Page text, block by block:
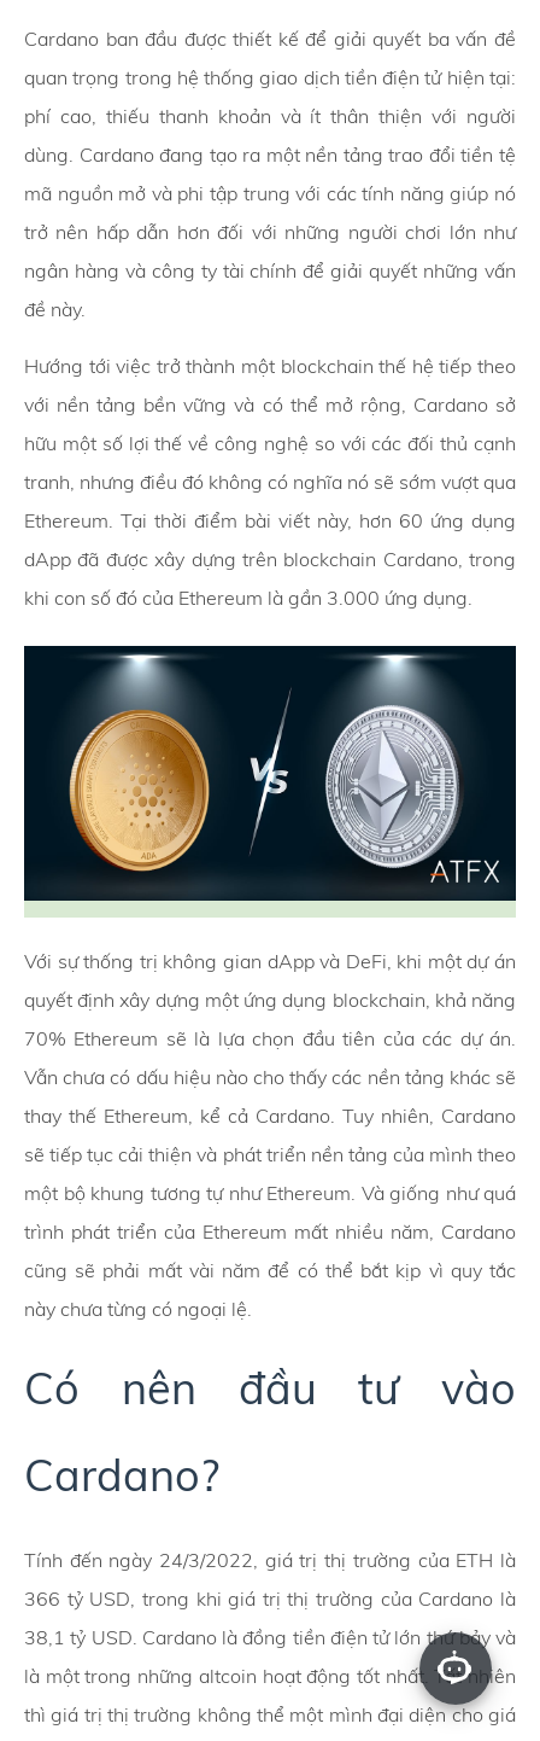
Cardano ban đầu được thiết kế để giải quyết ba vấn đề
quan trọng trong hệ thống giao dịch tiền điện tử hiện tại:
phí cao, thiếu thanh khoản và ít thân thiện với người
dùng. Cardano đang tạo ra một nền tảng trao đổi tiền tệ
mã nguồn mở và phi tập trung với các tính năng giúp nó
trở nên hấp dẫn hơn đối với những người chơi lớn như
ngân hàng và công ty tài chính để giải quyết những vấn
đề này.
Hướng tới việc trở thành một blockchain thế hệ tiếp theo
với nền tảng bền vững và có thể mở rộng, Cardano sở
hữu một số lợi thế về công nghệ so với các đối thủ cạnh
tranh, nhưng điều đó không có nghĩa nó sẽ sớm vượt qua
Ethereum. Tại thời điểm bài viết này, hơn 60 ứng dụng
dApp đã được xây dựng trên blockchain Cardano, trong
khi con số đó của Ethereum là gần 3.000 ứng dụng.
Với sự thống trị không gian dApp và DeFi, khi một dự án
quyết định xây dựng một ứng dụng blockchain, khả năng
70% Ethereum sẽ là lựa chọn đầu tiên của các dự án.
Vẫn chưa có dấu hiệu nào cho thấy các nền tảng khác sẽ
thay thế Ethereum, kể cả Cardano. Tuy nhiên, Cardano
sẽ tiếp tục cải thiện và phát triển nền tảng của mình theo
một bộ khung tương tự như Ethereum. Và giống như quá
trình phát triển của Ethereum mất nhiều năm, Cardano
cũng sẽ phải mất vài năm để có thể bắt kịp vì quy tắc
này chưa từng có ngoại lệ.
Có nên đầu tư vào
Cardano?
Tính đến ngày 24/3/2022, giá trị thị trường của ETH là
366 tỷ USD, trong khi giá trị thị trường của Cardano là
38,1 tỷ USD. Cardano là đồng tiền điện tử lớn thứ bảy và
là một trong những altcoin hoạt động tốt nhất. Tất nhiên
thì giá trị thị trường không thể một mình đại diện cho giá